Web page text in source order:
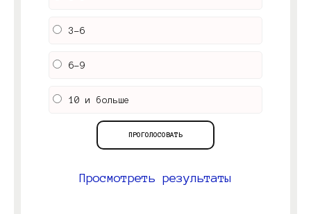
3-6
6-9
10 и больше
Просмотреть результаты